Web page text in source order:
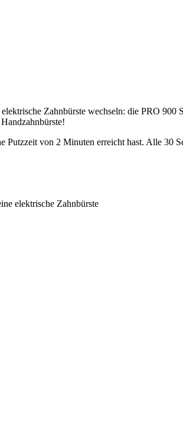
Zahnbürste wechseln: die PRO
von 2 Minuten erreicht hast. Alle 30
elektrische Zahnbürste